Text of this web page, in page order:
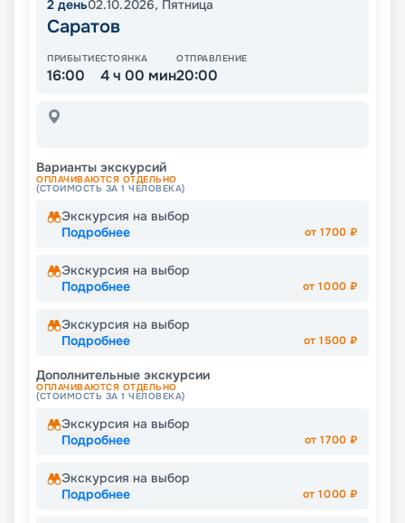
2 день02.10.2026, Пятница
Саратов
ПРИБЫТИЕ
16:00
СТОЯНКА
4 ч 00 мин
ОТПРАВЛЕНИЕ
20:00
Варианты экскурсий
ОПЛАЧИВАЮТСЯ ОТДЕЛЬНО
(СТОИМОСТЬ ЗА 1 ЧЕЛОВЕКА)
Экскурсия на выбор
Подробнее
от1700 ₽
Экскурсия на выбор
Подробнее
от1000 ₽
Экскурсия на выбор
Подробнее
от1500 ₽
Дополнительные экскурсии
ОПЛАЧИВАЮТСЯ ОТДЕЛЬНО
(СТОИМОСТЬ ЗА 1 ЧЕЛОВЕКА)
Экскурсия на выбор
Подробнее
от1700 ₽
Экскурсия на выбор
Подробнее
от1000 ₽